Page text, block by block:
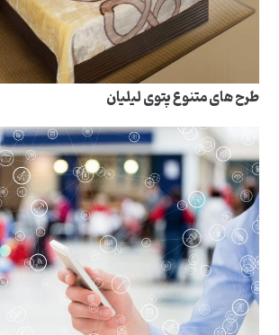
طرح های متنوع پتوی لیلیان